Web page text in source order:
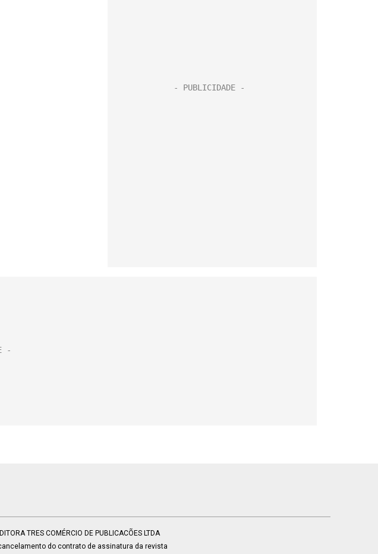
TRES COMÉRCIO DE PUBLICACÕES LTDA
do contrato de assinatura da revista